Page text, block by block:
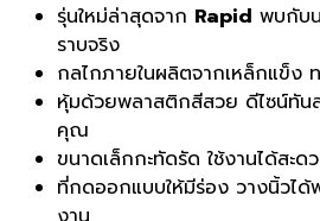
รุ่นใหม่ล่าสุดจาก Rapid พบกับ
ราบจริง
กลไกภายในผลิตจากเหล็กแข็ง
หุ้มด้วยพลาสติกสีสวย ดีไซน์ทัน
คุณ
ขนาดเล็กกะทัดรัด ใช้งานได้สะด
ที่กดออกแบบให้มีร่อง วางนิ้วไ